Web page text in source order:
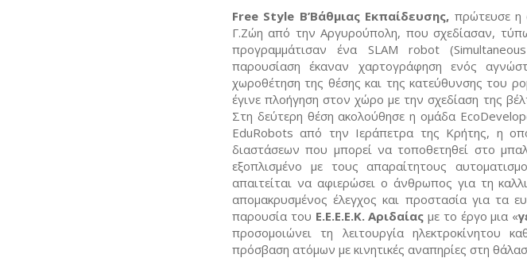
Free Style Β’Βάθμιας Εκπαίδευσης, πρώτευσε η
Γ.Ζώη από την Αργυρούπολη, που σχεδίασαν,
προγραμμάτισαν ένα SLAM robot
παρουσίαση έκαναν χαρτογράφηση ενός
χωροθέτηση της θέσης και της κατεύθυνσης του
έγινε πλοήγηση στον χώρο με την σχεδίαση της
Στη δεύτερη θέση ακολούθησε η ομάδα
EduRobots από την Ιεράπετρα της Κρήτης, η
διαστάσεων που μπορεί να τοποθετηθεί στο
εξοπλισμένο με τους απαραίτητους
απαιτείται να αφιερώσει ο άνθρωπος για τη
απομακρυσμένος έλεγχος και προστασία για τα
παρουσία του Ε.Ε.Ε.Ε.Κ. Αριδαίας με το έργο μια «
προσομοιώνει τη λειτουργία ηλεκτροκίνητου
πρόσβαση ατόμων με κινητικές αναπηρίες στη